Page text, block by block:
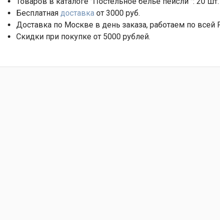
Бесплатная доставка от 3000 руб.
Доставка по Москве в день заказа, работаем по всей
Скидки при покупке от 5000 рублей.